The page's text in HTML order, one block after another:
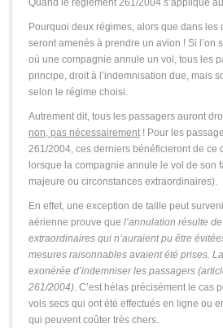
Quand le règlement 261/2004 s’applique
Pourquoi deux régimes, alors que dans les
seront amenés à prendre un avion ! Si l’on
où une compagnie annule un vol, tous les
principe, droit à l’indemnisation due, mais
selon le régime choisi.
Autrement dit, tous les passagers auront
non, pas nécessairement! Pour les
261/2004, ces derniers bénéficieront de ce
lorsque la compagnie annule le vol de son
majeure ou circonstances extraordinaires).
En effet, une exception de taille peut
aérienne prouve que l’annulation résulte
extraordinaires qui n’auraient pu être
mesures raisonnables avaient été prises.
exonérée d’indemniser les passagers
261/2004). C’est hélas précisément le cas
vols secs qui ont été effectués en ligne ou
qui peuvent coûter très chers.